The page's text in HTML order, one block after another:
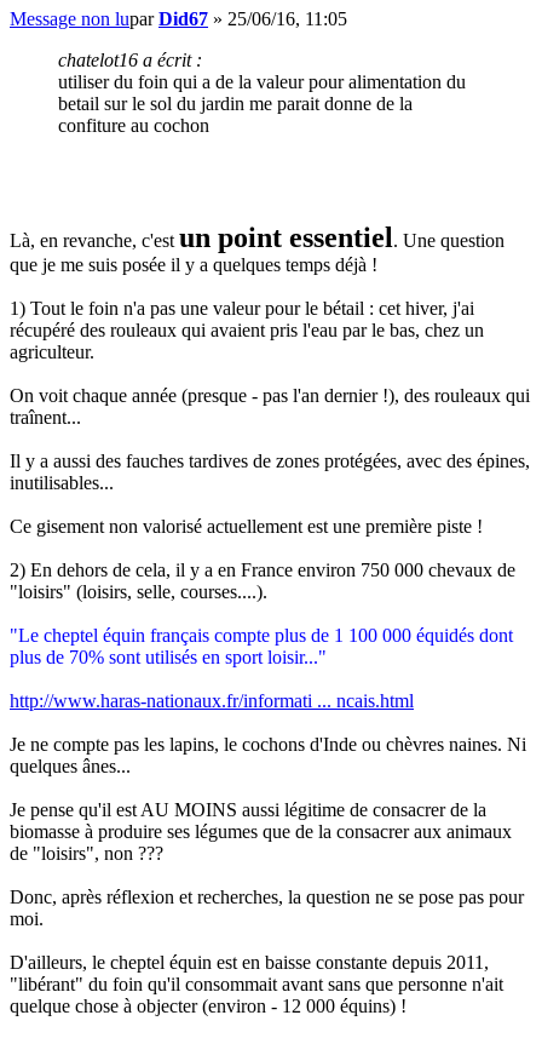
Message non luparDid67 » 25/06/16, 11:05
chatelot16 a écrit :
utiliser du foin qui a de la valeur pour alimentation du
betail sur le sol du jardin me parait donne de la
confiture au cochon
Là, en revanche, c'est un point essentiel. Une question
que je me suis posée il y a quelques temps déjà !
1) Tout le foin n'a pas une valeur pour le bétail : cet hiver, j'ai
récupéré des rouleaux qui avaient pris l'eau par le bas, chez un
agriculteur.
On voit chaque année (presque - pas l'an dernier !), des rouleaux qui
traînent...
Il y a aussi des fauches tardives de zones protégées, avec des épines,
inutilisables...
Ce gisement non valorisé actuellement est une première piste !
2) En dehors de cela, il y a en France environ 750 000 chevaux de
"loisirs" (loisirs, selle, courses....).
"Le cheptel équin français compte plus de 1 100 000 équidés dont
plus de 70% sont utilisés en sport loisir..."
http://www.haras-nationaux.fr/informati ... ncais.html
Je ne compte pas les lapins, le cochons d'Inde ou chèvres naines. Ni
quelques ânes...
Je pense qu'il est AU MOINS aussi légitime de consacrer de la
biomasse à produire ses légumes que de la consacrer aux animaux
de "loisirs", non ???
Donc, après réflexion et recherches, la question ne se pose pas pour
moi.
D'ailleurs, le cheptel équin est en baisse constante depuis 2011,
"libérant" du foin qu'il consommait avant sans que personne n'ait
quelque chose à objecter (environ - 12 000 équins) !